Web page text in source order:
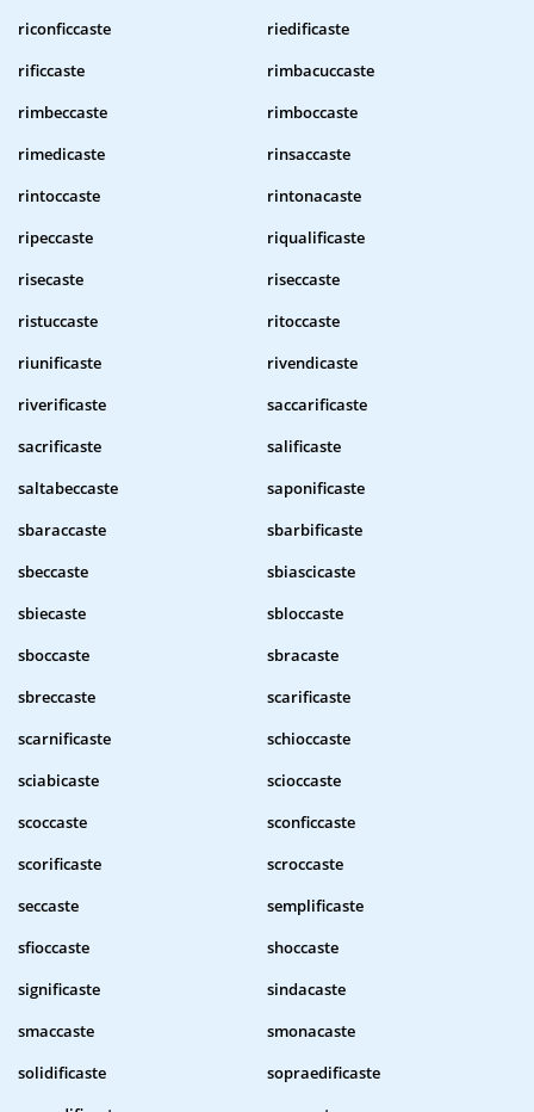
riconficcaste
riedificaste
rificcaste
rimbacuccaste
rimbeccaste
rimboccaste
rimedicaste
rinsaccaste
rintoccaste
rintonacaste
ripeccaste
riqualificaste
risecaste
riseccaste
ristuccaste
ritoccaste
riunificaste
rivendicaste
riverificaste
saccarificaste
sacrificaste
salificaste
saltabeccaste
saponificaste
sbaraccaste
sbarbificaste
sbeccaste
sbiascicaste
sbiecaste
sbloccaste
sboccaste
sbracaste
sbreccaste
scarificaste
scarnificaste
schioccaste
sciabicaste
scioccaste
scoccaste
sconficcaste
scorificaste
scroccaste
seccaste
semplificaste
sfioccaste
shoccaste
significaste
sindacaste
smaccaste
smonacaste
solidificaste
sopraedificaste